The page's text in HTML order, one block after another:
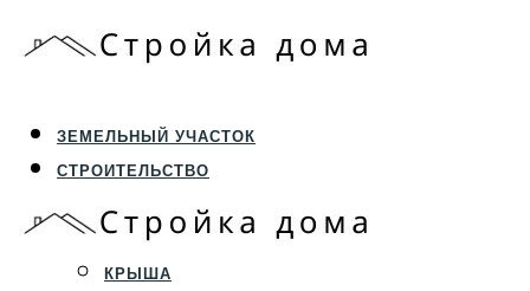
ЗЕМЕЛЬНЫЙ УЧАСТОК
СТРОИТЕЛЬСТВО
ФУНДАМЕНТ И ЦОКОЛЬ
ПЕРЕКРЫТИЯ И СТЕНЫ
КРЫША